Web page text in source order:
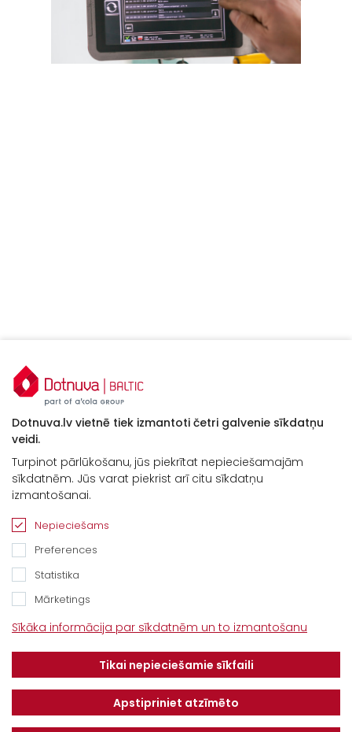
Kontakti
Jelgavas novads, LV-3043
Dotnuva.lv vietnē tiek izmantoti četri galvenie sīkdatņu
veidi.
Turpinot pārlūkošanu, jūs piekrītat nepieciešamajām
sīkdatnēm. Jūs varat piekrist arī citu sīkdatņu
izmantošanai.
Nepieciešams
Preferences
Statistika
Mārketings
Sīkāka informācija par sīkdatnēm un to izmantošanu
Tikai nepieciešamie sīkfaili
Apstipriniet atzīmēto